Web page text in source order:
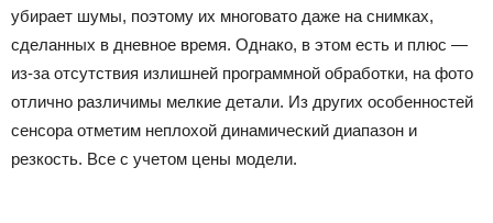
убирает шумы, поэтому их многовато даже на снимках,
сделанных в дневное время. Однако, в этом есть и плюс —
из-за отсутствия излишней программной обработки, на фото
отлично различимы мелкие детали. Из других особенностей
сенсора отметим неплохой динамический диапазон и
резкость. Все с учетом цены модели.